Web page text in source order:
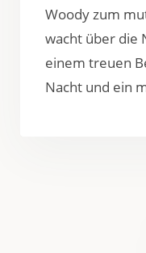
Woody zum
wacht über die
einem treuen
Nacht und ein